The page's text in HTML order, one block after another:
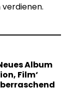
verdienen.
Album
Film‘